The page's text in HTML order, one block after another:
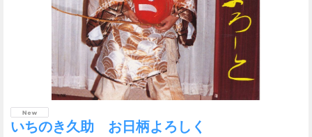
いちのき久助 お日柄よろしく